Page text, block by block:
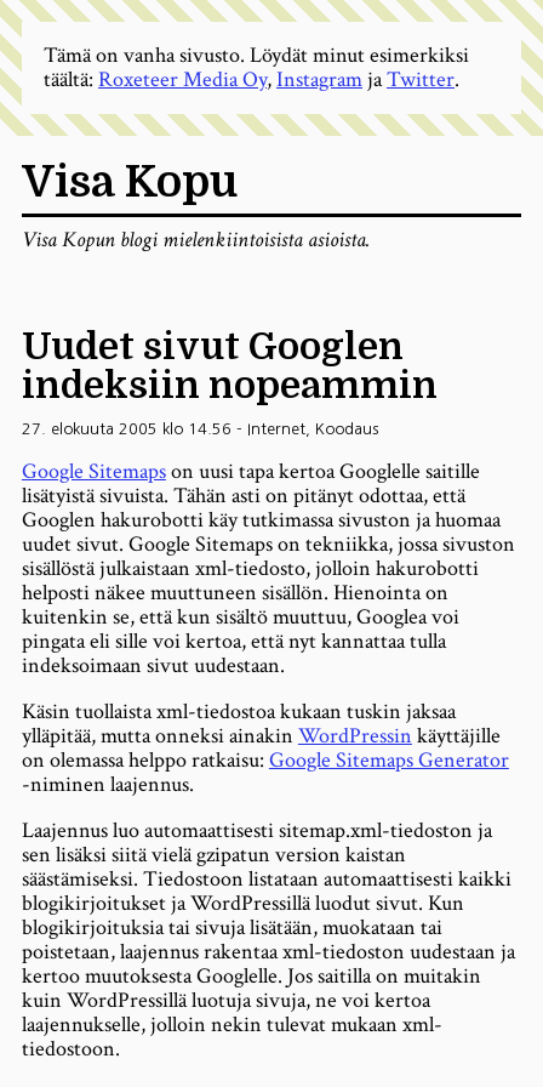
Visa Kopu
Visa Kopun blogi mielenkiintoisista asioista.
Uudet sivut Googlen
indeksiin nopeammin
27. elokuuta 2005 klo 14.56 - Internet, Koodaus
Google Sitemapson uusi tapa kertoa Googlelle saitille
lisätyistä sivuista. Tähän asti on pitänyt odottaa, että
Googlen hakurobotti käy tutkimassa sivuston ja huomaa
uudet sivut. Google Sitemaps on tekniikka, jossa sivuston
sisällöstä julkaistaan xml-tiedosto, jolloin hakurobotti
helposti näkee muuttuneen sisällön. Hienointa on
kuitenkin se, että kun sisältö muuttuu, Googlea voi
pingata eli sille voi kertoa, että nyt kannattaa tulla
indeksoimaan sivut uudestaan.
Käsin tuollaista xml-tiedostoa kukaan tuskin jaksaa
ylläpitää, mutta onneksi ainakin WordPressin käyttäjille
on olemassa helppo ratkaisu: Google Sitemaps Generator
-niminen laajennus.
Laajennus luo automaattisesti sitemap.xml-tiedoston ja
sen lisäksi siitä vielä gzipatun version kaistan
säästämiseksi. Tiedostoon listataan automaattisesti kaikki
blogikirjoitukset ja WordPressillä luodut sivut. Kun
blogikirjoituksia tai sivuja lisätään, muokataan tai
poistetaan, laajennus rakentaa xml-tiedoston uudestaan ja
kertoo muutoksesta Googlelle. Jos saitilla on muitakin
kuin WordPressillä luotuja sivuja, ne voi kertoa
laajennukselle, jolloin nekin tulevat mukaan xml-
tiedostoon.
Tämä on vanha sivusto. Löydät minut esimerkiksi
täältä: Roxeteer Media Oy,InstagramjaTwitter.